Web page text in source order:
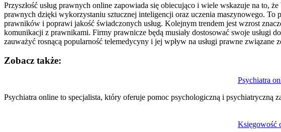
Przyszłość usług prawnych online zapowiada się obiecująco i wiele wskazuje na to,
prawnych dzięki wykorzystaniu sztucznej inteligencji oraz uczenia maszynowego.
prawników i poprawi jakość świadczonych usług. Kolejnym trendem jest wzrost
komunikacji z prawnikami. Firmy prawnicze będą musiały dostosować swoje
zauważyć rosnącą popularność telemedycyny i jej wpływ na usługi prawne
Zobacz także:
Psychiatra
Psychiatra online to specjalista, który oferuje pomoc psychologiczną i
Księgowość
wpisu